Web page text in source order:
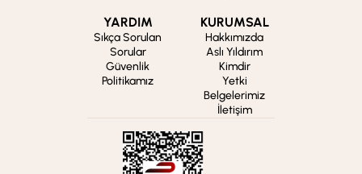
YARDIM
Sıkça Sorulan
Sorular
Güvenlik
Politikamız
KURUMSAL
Hakkımızda
Aslı Yıldırım
Kimdir
Yetki
Belgelerimiz
İletişim